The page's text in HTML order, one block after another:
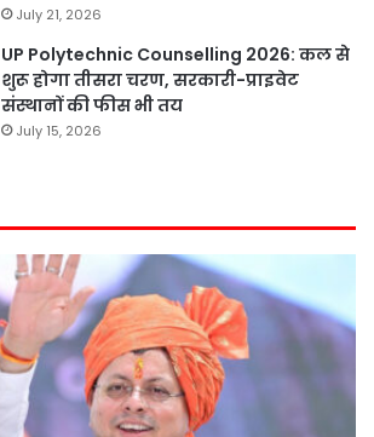
July 21, 2026
UP Polytechnic Counselling 2026: कल से
शुरू होगा तीसरा चरण, सरकारी-प्राइवेट
संस्थानों की फीस भी तय
July 15, 2026